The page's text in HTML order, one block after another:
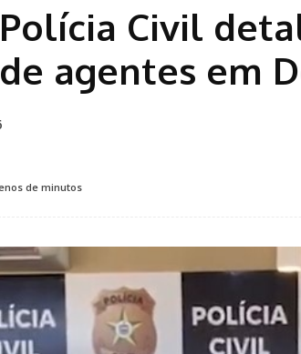
Civil
agentes em
deminutos